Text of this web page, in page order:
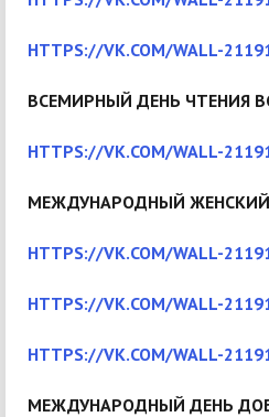
HTTPS://VK.COM/WALL-
ВСЕМИРНЫЙ ДЕНЬ ЧТЕНИЯ
HTTPS://VK.COM/WALL-
МЕЖДУНАРОДНЫЙ
HTTPS://VK.COM/WALL-
HTTPS://VK.COM/WALL-
HTTPS://VK.COM/WALL-
МЕЖДУНАРОДНЫЙ ДЕНЬ